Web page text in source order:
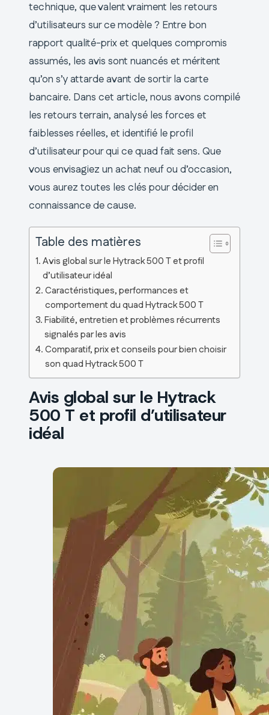
technique, que valent vraiment les retours
d’utilisateurs sur ce modèle ? Entre bon
rapport qualité-prix et quelques compromis
assumés, les avis sont nuancés et méritent
qu’on s’y attarde avant de sortir la carte
bancaire. Dans cet article, nous avons compilé
les retours terrain, analysé les forces et
faiblesses réelles, et identifié le profil
d’utilisateur pour qui ce quad fait sens. Que
vous envisagiez un achat neuf ou d’occasion,
vous aurez toutes les clés pour décider en
connaissance de cause.
Table des matières
Avis global sur le Hytrack 500 T et profil
d’utilisateur idéal
Caractéristiques, performances et
comportement du quad Hytrack 500 T
Fiabilité, entretien et problèmes récurrents
signalés par les avis
Comparatif, prix et conseils pour bien choisir
son quad Hytrack 500 T
Avis global sur le Hytrack
500 T et profil d’utilisateur
idéal